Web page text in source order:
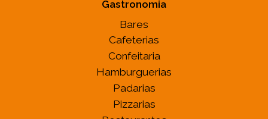
Gastronomia
Bares
Cafeterias
Confeitaria
Hamburguerias
Padarias
Pizzarias